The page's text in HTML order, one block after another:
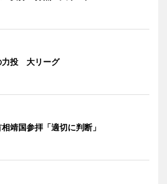
力投 大リーグ
靖国参拝「適切に判断」